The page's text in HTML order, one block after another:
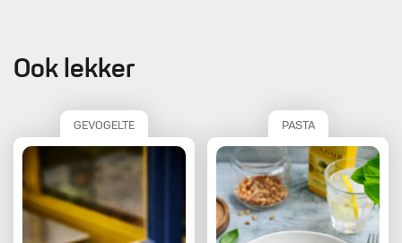
Ook lekker
GEVOGELTE PASTA